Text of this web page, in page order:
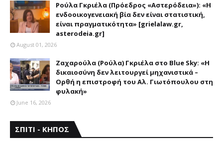
Ρούλα Γκριέλα (Πρόεδρος «Αστερόδεια»): «Η
ενδοοικογενειακή βία δεν είναι στατιστική,
είναι πραγματικότητα» [grielalaw.gr,
asterodeia.gr]
August 01, 2026
Ζαχαρούλα (Ρούλα) Γκριέλα στο Blue Sky: «Η
δικαιοσύνη δεν λειτουργεί μηχανιστικά –
Ορθή η επιστροφή του Αλ. Γιωτόπουλου στη
φυλακή»
June 16, 2026
ΣΠΙΤΙ - ΚΗΠΟΣ